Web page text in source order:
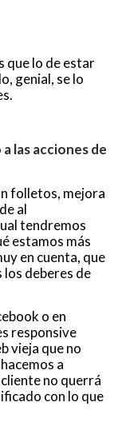
que lo de estar
genial, se lo
las acciones de
folletos, mejora
al
tendremos
estamos más
en cuenta, que
deberes de
o en
responsive
vieja que no
a
no querrá
con lo que